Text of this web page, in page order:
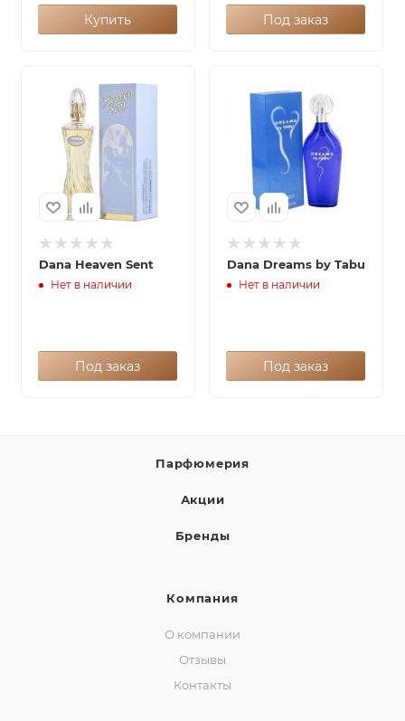
Купить Под заказ
Dana Heaven Sent
Нет в наличии
Под заказ
Dana Dreams by Tabu
Нет в наличии
Под заказ
Парфюмерия
Акции
Бренды
Компания
О компании
Отзывы
Контакты